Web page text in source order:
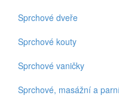
Sprchové dveře
Sprchové kouty
Sprchové vaničky
Sprchové, masážní a